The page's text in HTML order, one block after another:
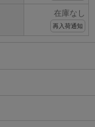
在庫なし
再入荷通知